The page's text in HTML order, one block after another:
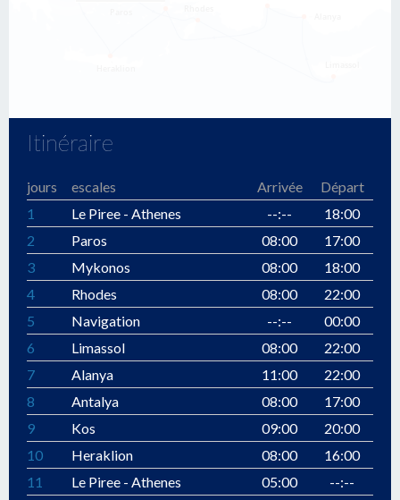
Itinéraire
jours escales Arrivée
Départ
1
Le Piree - Athenes --:--
18:00
2
Paros 08:00
17:00
3
Mykonos 08:00
18:00
4
Rhodes 08:00
22:00
5
Navigation --:--
00:00
6
Limassol 08:00
22:00
7
Alanya 11:00
22:00
8
Antalya 08:00
17:00
9
Kos 09:00
20:00
10
Heraklion 08:00
16:00
11
Le Piree - Athenes 05:00 --:--